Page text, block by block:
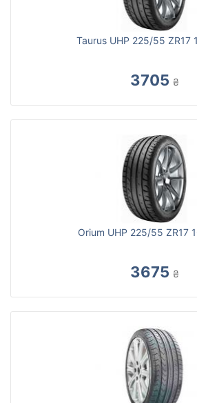
Taurus UHP 225/55 ZR17
3705 ₴
Orium UHP 225/55 ZR17
3675 ₴